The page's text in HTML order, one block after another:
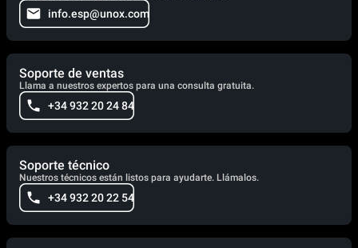
info.esp@unox.com
Soporte de ventas
Llama a nuestros expertos para una consulta gratuita.
+34 932 20 24 84
Soporte técnico
Nuestros técnicos están listos para ayudarte. Llámalos.
+34 932 20 22 54